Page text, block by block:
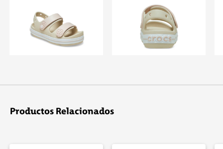
Productos Relacionados